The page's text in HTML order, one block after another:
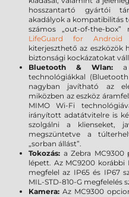
hosszantartó gyártói
akadályok a kompatibilitás
számos „out-of-the-
LifeGuard for Android
kiterjeszthető az eszközök
biztonsági kockázatokat
Bluetooth & Wlan: a
technológiákkal
nagyban javítható az
miközben az eszköz
MIMO Wi-Fi
irányított adatátvitelre is
szolgálni a klienseket,
megszüntetve a
„sorban állást”.
Tokozás: a Zebra MC9300
lépett. Az MC9200 korábbi
megfelel az IP65 és IP67
MIL-STD-810-G megfelelés
Kamera: Az MC9300